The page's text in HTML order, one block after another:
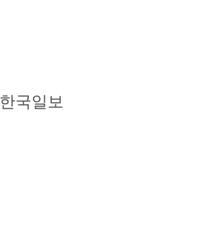
국일보